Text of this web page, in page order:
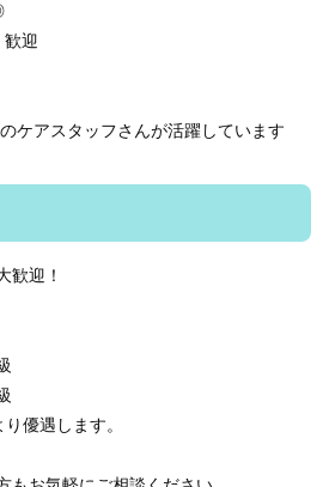
歓迎
ケアスタッフさんが活躍しています
歓迎！
優遇します。